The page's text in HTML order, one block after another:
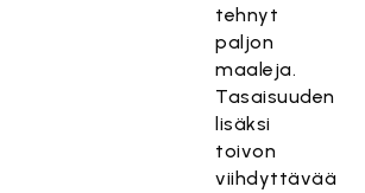
tehnyt
paljon
maaleja.
Tasaisuuden
lisäksi
toivon
viihdyttävää